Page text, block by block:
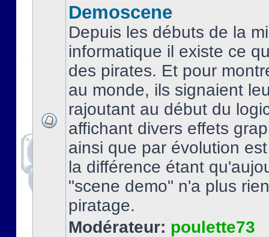
Demoscene
Depuis les débuts de la
informatique il existe ce
des pirates. Et pour
au monde, ils signaient
rajoutant au début du
affichant divers effets
ainsi que par évolution
la différence étant
"scene demo" n'a plus
piratage.
Modérateur: poulette73